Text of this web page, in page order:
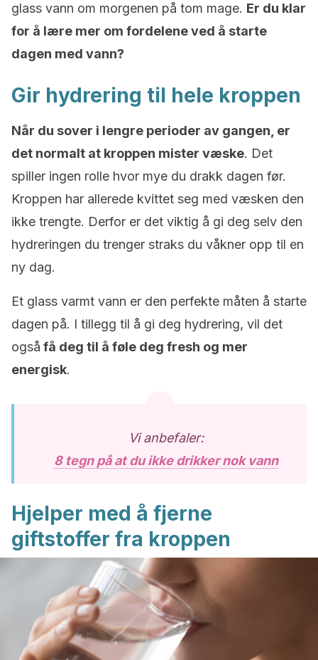
glass vann om morgenen på tom mage. Er du klar
for å lære mer om fordelene ved å starte
dagen med vann?
Gir hydrering til hele kroppen
Når du sover i lengre perioder av gangen, er
det normalt at kroppen mister væske. Det
spiller ingen rolle hvor mye du drakk dagen før.
Kroppen har allerede kvittet seg med væsken den
ikke trengte. Derfor er det viktig å gi deg selv den
hydreringen du trenger straks du våkner opp til en
ny dag.
Et glass varmt vann er den perfekte måten å starte
dagen på. I tillegg til å gi deg hydrering, vil det
også få deg til å føle deg fresh og mer
energisk.
Vi anbefaler:
8 tegn på at du ikke drikker nok vann
Hjelper med å fjerne
giftstoffer fra kroppen